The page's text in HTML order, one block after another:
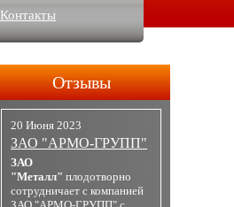
Контакты
Отзывы
20 Июня 2023
ЗАО "АРМО-ГРУПП"
ЗАО
"Металл" плодотворно
сотрудничает с компанией